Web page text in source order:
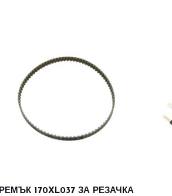
РЕМЪК 170XL037 ЗА РЕЗАЧКА